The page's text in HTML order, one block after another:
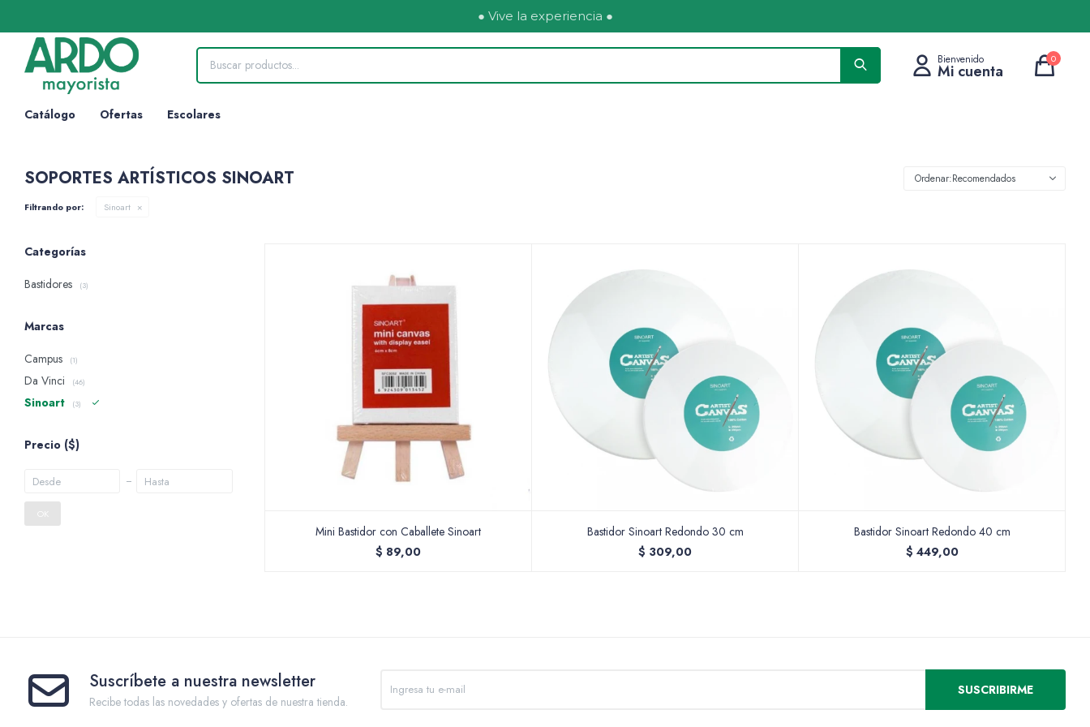
● Vive la experiencia ●
Catálogo Ofertas Escolares
0
SOPORTES ARTÍSTICOS SINOART Recomendados
Filtrando por: Sinoart
Mini Bastidor con Caballete Sinoart
$ 89,00
Bastidor Sinoart Redondo 30 cm
$ 309,00
Bastidor Sinoart Redondo 40 cm
$ 449,00
Categorías
Bastidores
(3)
Marcas
Campus
(1)
Da Vinci (46)
Sinoart (3)
Precio ($)
OK
Suscríbete a nuestra newsletter
Recibe todas las novedades y ofertas de nuestra tienda.
SUSCRIBIRME